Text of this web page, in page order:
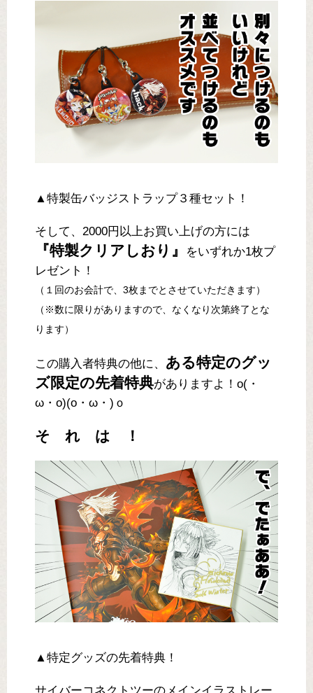
▲特製缶バッジストラップ３種セット！
そして、2000円以上お買い上げの方には
『特製クリアしおり』
をいずれか1枚プ
レゼント！
（１回のお会計で、3枚までとさせていただきます）
（※数に限りがありますので、なくなり次第終了とな
ります）
この購入者特典の他に、 ある特定のグッ
ズ限定の先着特典がありますよ！o(・
ω・o)(o・ω・)ｏ
そ れ は ！
▲特定グッズの先着特典！